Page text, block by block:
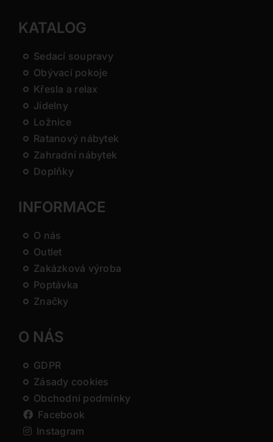
KATALOG
Sedací soupravy
Obývací pokoje
Křesla a relax
Jídelny
Ložnice
Ratanový nábytek
Zahradní nábytek
Doplňky
INFORMACE
O nás
Outlet
Zakázková výroba
Poptávka
Značky
O NÁS
GDPR
Zásady cookies
Obchodní podmínky
Facebook
Instagram